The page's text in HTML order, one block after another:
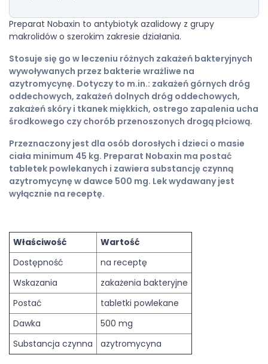
Preparat Nobaxin to antybiotyk azalidowy z grupy
makrolidów o szerokim zakresie działania.
Stosuje się go w leczeniu różnych zakażeń bakteryjnych
wywoływanych przez bakterie wrażliwe na
azytromycynę. Dotyczy to m.in.: zakażeń górnych dróg
oddechowych, zakażeń dolnych dróg oddechowych,
zakażeń skóry i tkanek miękkich, ostrego zapalenia ucha
środkowego czy chorób przenoszonych drogą płciową.
Przeznaczony jest dla osób dorosłych i dzieci o masie
ciała minimum 45 kg. Preparat Nobaxin ma postać
tabletek powlekanych i zawiera substancję czynną
azytromycynę w dawce 500 mg. Lek wydawany jest
wyłącznie na receptę.
Właściwość
Wartość
Dostępność
na receptę
Wskazania
zakażenia bakteryjne
Postać
tabletki powlekane
Dawka
500 mg
Substancja czynna
azytromycyna